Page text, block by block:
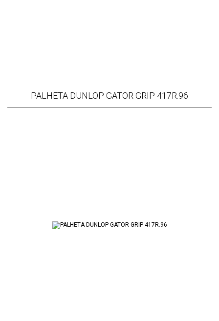
PALHETA DUNLOP GATOR GRIP 417R.96